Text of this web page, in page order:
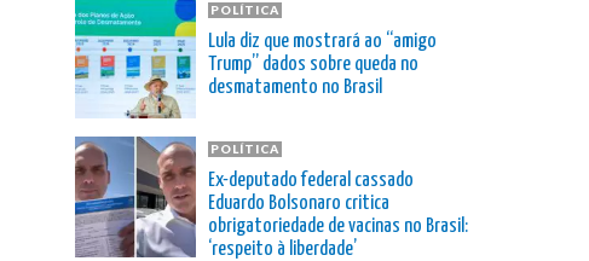
POLÍTICA
Lula diz que mostrará ao “amigo
Trump” dados sobre queda no
desmatamento no Brasil
POLÍTICA
Ex-deputado federal cassado
Eduardo Bolsonaro critica
obrigatoriedade de vacinas no Brasil:
‘respeito à liberdade’